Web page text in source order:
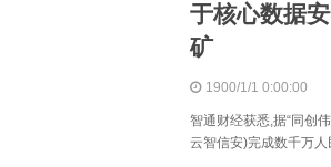
于核心数据
矿
1900/1/1 0:00:00
智通财经获悉,据“同创
云智信安)完成数千万